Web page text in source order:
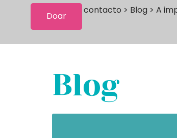
Doar
Manter contacto > Blog > A
Blog